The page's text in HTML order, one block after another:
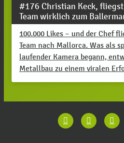
#176 Christian Keck,
Team wirklich zum
100.000 Likes – und der Chef
Team nach Mallorca. Was als
laufender Kamera begann,
Metallbau zu einem viralen